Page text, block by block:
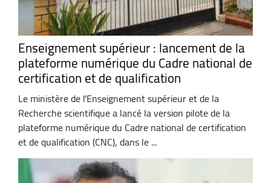
Enseignement supérieur : lancement de la
plateforme numérique du Cadre national de
certification et de qualification
Le ministère de l'Enseignement supérieur et de la
Recherche scientifique a lancé la version pilote de la
plateforme numérique du Cadre national de certification
et de qualification (CNC), dans le ...